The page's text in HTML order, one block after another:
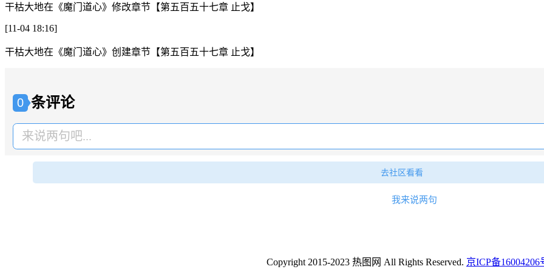
干枯大地在 《魔门道心》 修改章节 【第五百五十七章 止戈】
[11-04 18:16]
干枯大地在 《魔门道心》 创建章节 【第五百五十七章 止戈】
0 条评论
来说两句吧...
去社区看看
我来说两句
Copyright 2015-2023 热图网 All Rights Reserved. 京ICP备16004206